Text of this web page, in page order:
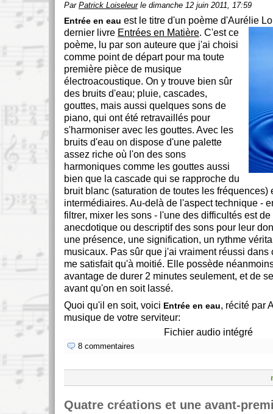
Par Patrick Loiseleurle dimanche 12 juin 2011, 17:59
Entrée en eau est le titre d'un poème d'Aurélie
dernier livre Entrées en Matière. C'est ce
poème, lu par son auteure que j'ai choisi
comme point de départ pour ma toute
première pièce de musique
électroacoustique. On y trouve bien sûr
des bruits d'eau; pluie, cascades,
gouttes, mais aussi quelques sons de
piano, qui ont été retravaillés pour
s'harmoniser avec les gouttes. Avec les
bruits d'eau on dispose d'une palette
assez riche où l'on des sons
harmoniques comme les gouttes aussi
bien que la cascade qui se rapproche du
bruit blanc (saturation de toutes les fréquences)
intermédiaires. Au-delà de l'aspect technique -
filtrer, mixer les sons - l'une des difficultés est
anecdotique ou descriptif des sons pour leur
une présence, une signification, un rythme
musicaux. Pas sûr que j'ai vraiment réussi dans
me satisfait qu'à moitié. Elle possède
avantage de durer 2 minutes seulement, et de
avant qu'on en soit lassé.
Quoi qu'il en soit, voici Entrée en eau, récité par
musique de votre serviteur:
Fichier audio intégré
8 commentaires
Quatre créations et une avant-